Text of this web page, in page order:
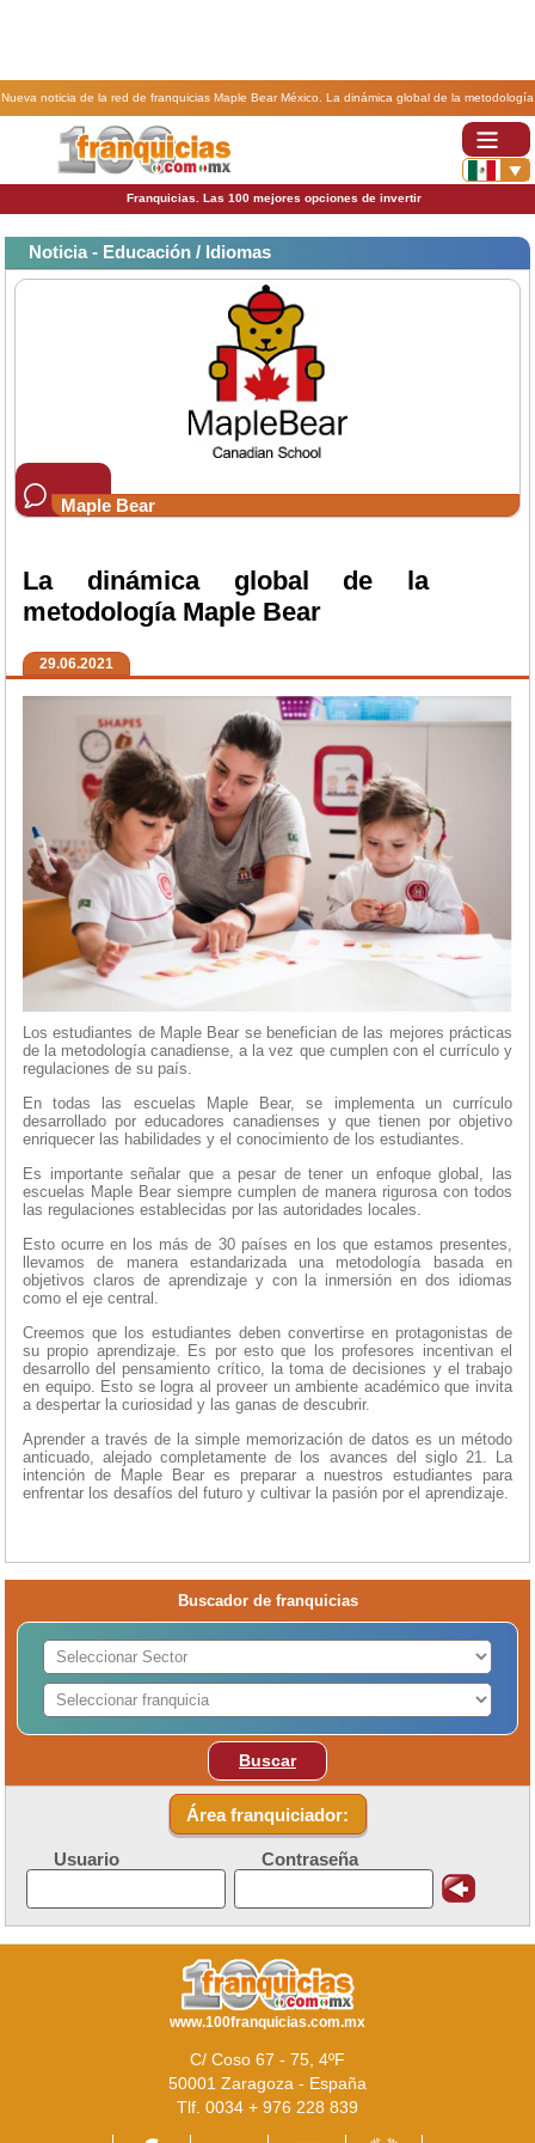
Nueva noticia de la red de franquicias Maple Bear México. La dinámica global de la metodología
Franquicias. Las 100 mejores opciones de invertir
Noticia - Educación / Idiomas
Maple Bear
La dinámica global de la
metodología Maple Bear
29.06.2021
Los estudiantes de Maple Bear se benefician de las mejores prácticas
de la metodología canadiense, a la vez que cumplen con el currículo y
regulaciones de su país.
En todas las escuelas Maple Bear, se implementa un currículo
desarrollado por educadores canadienses y que tienen por objetivo
enriquecer las habilidades y el conocimiento de los estudiantes.
Es importante señalar que a pesar de tener un enfoque global, las
escuelas Maple Bear siempre cumplen de manera rigurosa con todos
las regulaciones establecidas por las autoridades locales.
Esto ocurre en los más de 30 países en los que estamos presentes,
llevamos de manera estandarizada una metodología basada en
objetivos claros de aprendizaje y con la inmersión en dos idiomas
como el eje central.
Creemos que los estudiantes deben convertirse en protagonistas de
su propio aprendizaje. Es por esto que los profesores incentivan el
desarrollo del pensamiento crítico, la toma de decisiones y el trabajo
en equipo. Esto se logra al proveer un ambiente académico que invita
a despertar la curiosidad y las ganas de descubrir.
Aprender a través de la simple memorización de datos es un método
anticuado, alejado completamente de los avances del siglo 21. La
intención de Maple Bear es preparar a nuestros estudiantes para
enfrentar los desafíos del futuro y cultivar la pasión por el aprendizaje.
Buscador de franquicias
Buscar
Área franquiciador:
Usuario Contraseña
www.100franquicias.com.mx
C/ Coso 67 - 75, 4ºF
50001 Zaragoza - España
Tlf. 0034 + 976 228 839